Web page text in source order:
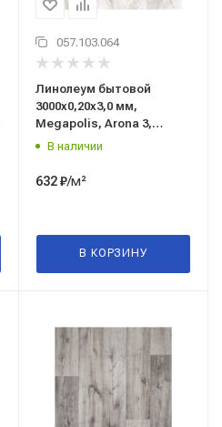
057.103.064
Линолеум бытовой
3000x0,20x3,0 мм,
Megapolis, Arona 3,
Juteks, ТУ 5771-007-
В наличии
632₽/м²
В КОРЗИНУ